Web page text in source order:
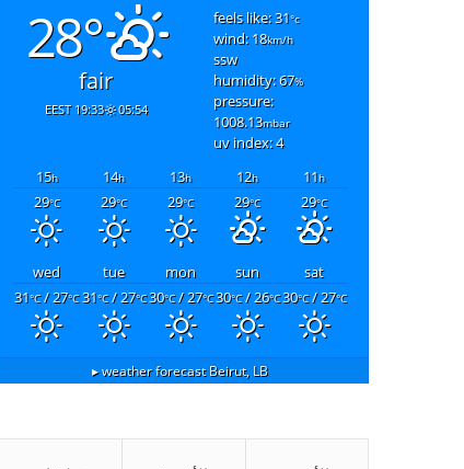
28°
fair
05:54
19:33 EEST
feels like: 31°c
wind: 18km/h
ssw
humidity: 67%
pressure:
1008.13mbar
uv index: 4
11h
12h
13h
14h
15h
29°C
29°C
29°C
29°C
29°C
sat
sun
mon
tue
wed
30°C/ 27°C
30°C/ 26°C
30°C/ 27°C
31°C/ 27°C
31°C/ 27°C
Beirut, LB
weather forecast ▸